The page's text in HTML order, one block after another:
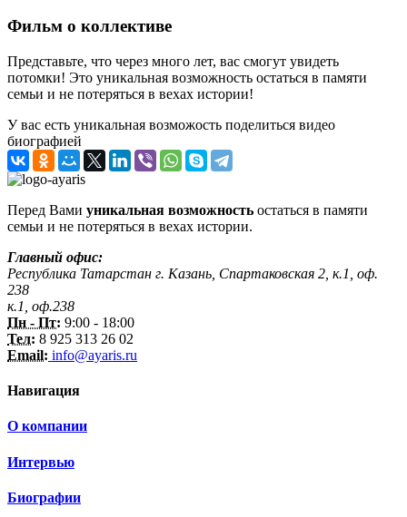
Фильм о коллективе
Представьте, что через много лет, вас смогут увидеть
потомки! Это уникальная возможность остаться в памяти
семьи и не потеряться в вехах истории!
У вас есть уникальная возможость поделиться видео
биографией
Перед Вами уникальная возможность остаться в памяти
семьи и не потеряться в вехах истории.
Главный офис:
Республика Татарстан г. Казань, Спартаковская 2, к.1, оф.
238
к.1, оф.238
Пн - Пт: 9:00 - 18:00
Тел: 8 925 313 26 02
Email: info@ayaris.ru
Навигация
О компании
Интервью
Биографии